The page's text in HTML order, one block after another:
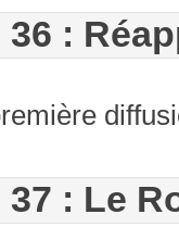
36 :
37 : Le